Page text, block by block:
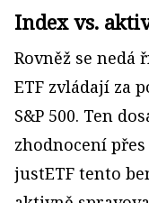
Index vs.
Rovněž se nedá
ETF zvládají za
S&P 500. Ten
zhodnocení
justETF tento